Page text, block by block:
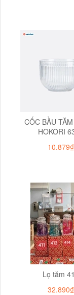
CỐC BẦU
HOKORI
10.879₫
Lọ tăm
32.890₫